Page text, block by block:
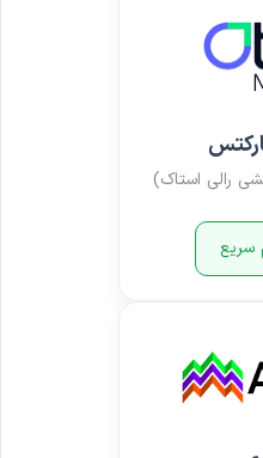
رالی استاک)
سریع